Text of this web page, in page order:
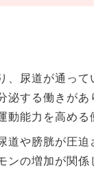
、尿道が通っ
泌する働きが
能力を高める
道や膀胱が圧
ンの増加が関